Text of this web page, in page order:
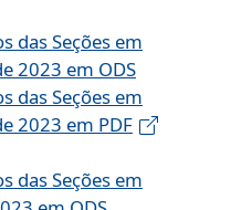
das Seções em
2023 em ODS
das Seções em
2023 em PDF
das Seções em